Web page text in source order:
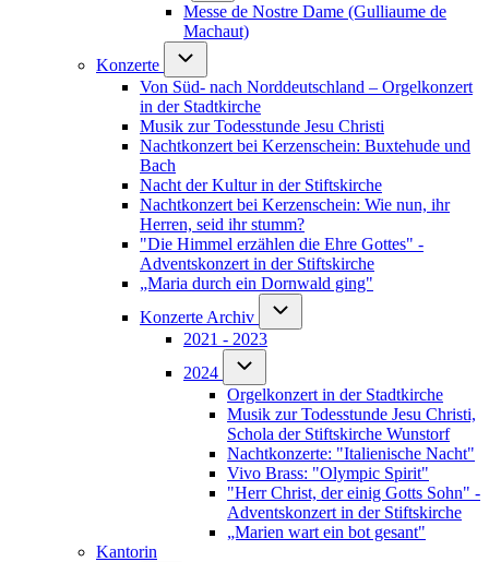
Messe de Nostre Dame (Gulliaume de
Machaut)
Konzerte
Unternavigation von Konzerte
Von Süd- nach Norddeutschland – Orgelkonzert
in der Stadtkirche
Musik zur Todesstunde Jesu Christi
Nachtkonzert bei Kerzenschein: Buxtehude und
Bach
Nacht der Kultur in der Stiftskirche
Nachtkonzert bei Kerzenschein: Wie nun, ihr
Herren, seid ihr stumm?
"Die Himmel erzählen die Ehre Gottes" -
Adventskonzert in der Stiftskirche
„Maria durch ein Dornwald ging"
Konzerte Archiv
Unternavigation von Konzerte
2021 - 2023
2024
Unternavigation von 2024
Orgelkonzert in der Stadtkirche
Musik zur Todesstunde Jesu Christi,
Schola der Stiftskirche Wunstorf
Nachtkonzerte: "Italienische Nacht"
Vivo Brass: "Olympic Spirit"
"Herr Christ, der einig Gotts Sohn" -
Adventskonzert in der Stiftskirche
„Marien wart ein bot gesant"
Kantorin